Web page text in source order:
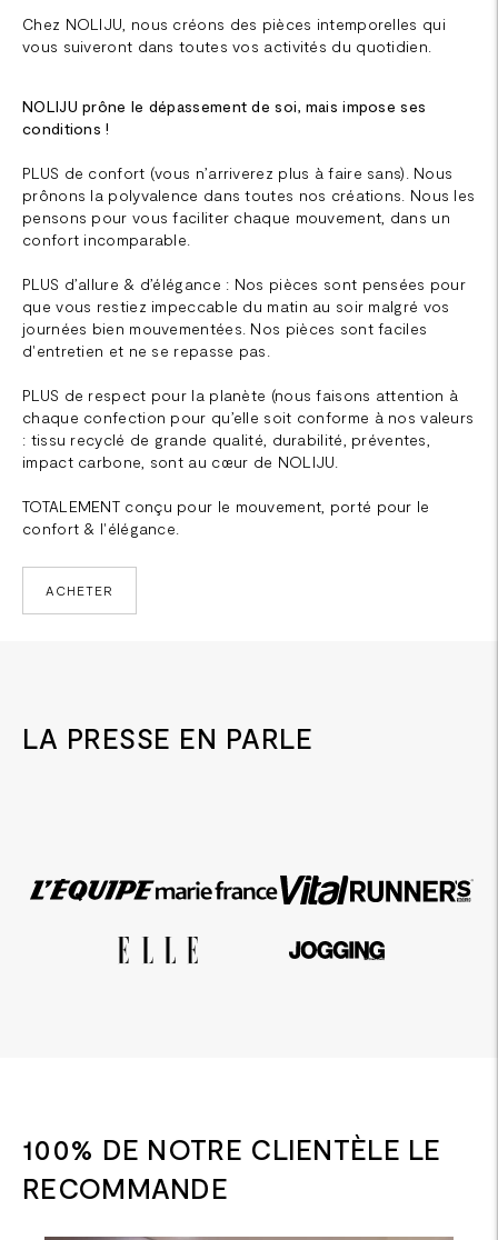
Chez NOLIJU, nous créons des pièces intemporelles qui
vous suiveront dans toutes vos activités du quotidien.
NOLIJU prône le dépassement de soi, mais impose ses
conditions !
PLUS de confort (vous n’arriverez plus à faire sans). Nous
prônons la polyvalence dans toutes nos créations. Nous les
pensons pour vous faciliter chaque mouvement, dans un
confort incomparable.
PLUS d’allure & d’élégance : Nos pièces sont pensées pour
que vous restiez impeccable du matin au soir malgré vos
journées bien mouvementées. Nos pièces sont faciles
d'entretien et ne se repasse pas.
PLUS de respect pour la planète (nous faisons attention à
chaque confection pour qu’elle soit conforme à nos valeurs
: tissu recyclé de grande qualité, durabilité, préventes,
impact carbone, sont au cœur de NOLIJU.
TOTALEMENT conçu pour le mouvement, porté pour le
confort & l'élégance.
ACHETER
LA PRESSE EN PARLE
100% DE NOTRE CLIENTÈLE LE
RECOMMANDE